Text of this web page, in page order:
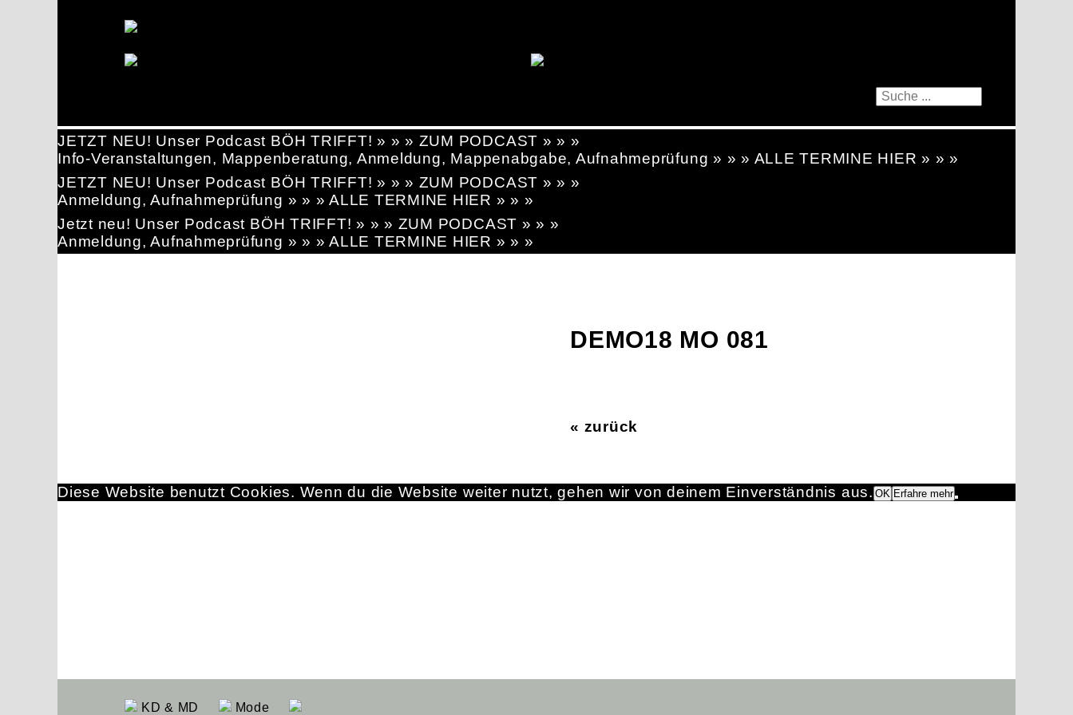
JETZT NEU! Unser Podcast BÖH TRIFFT! » » » ZUM PODCAST » » »
Info-Veranstaltungen, Mappenberatung, Anmeldung, Mappenabgabe, Aufnahmeprüfung » » » ALLE TERMINE HIER » » »
JETZT NEU! Unser Podcast BÖH TRIFFT! » » » ZUM PODCAST » » »
Anmeldung, Aufnahmeprüfung » » » ALLE TERMINE HIER » » »
Jetzt neu! Unser Podcast BÖH TRIFFT! » » » ZUM PODCAST » » »
Anmeldung, Aufnahmeprüfung » » » ALLE TERMINE HIER » » »
DEMO18 MO 081
« zurück
KD & MD Mode
Diese Website benutzt Cookies. Wenn du die Website weiter nutzt, gehen wir von deinem Einverständnis aus. OK Erfahre mehr